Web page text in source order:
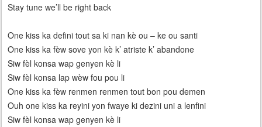
Stay tune we’ll be right back
One kiss ka defini tout sa ki nan kè ou – ke ou santi
One kiss ka fèw sove yon kè k’ atriste k’ abandone
Siw fèl konsa wap genyen kè li
Siw fèl konsa lap wèw fou pou li
One kiss ka fèw renmen renmen tout bon pou demen
Ouh one kiss ka reyini yon fwaye ki dezini uni a lenfini
Siw fèl konsa wap genyen kè li